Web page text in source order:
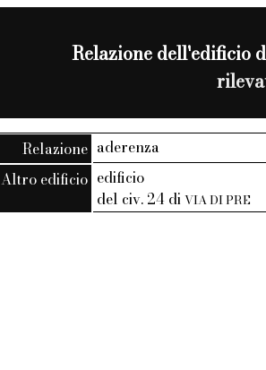
Relazione dell'edificio
Relazione aderenza
Altro edificio edificio
del civ. 24 diVIA DI PRE